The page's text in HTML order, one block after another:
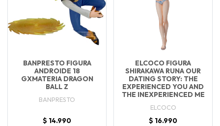
BANPRESTO FIGURA
ANDROIDE 18
GXMATERIA DRAGON
BALL Z
BANPRESTO
$ 14.990
ELCOCO FIGURA
SHIRAKAWA RUNA OUR
DATING STORY: THE
EXPERIENCED YOU AND
THE INEXPERIENCED ME
ELCOCO
$ 16.990